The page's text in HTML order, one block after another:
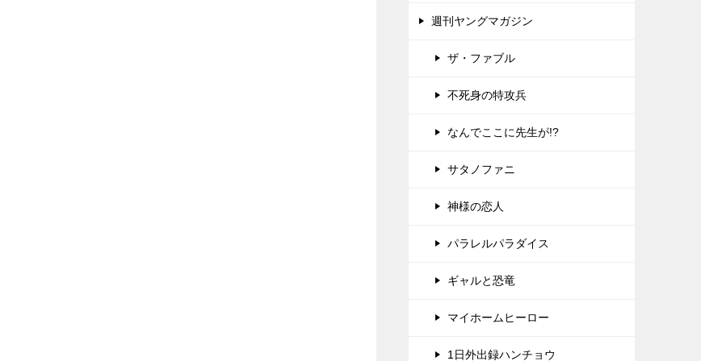
週刊ヤングマガジン
ザ・ファブル
不死身の特攻兵
なんでここに先生が!?
サタノファニ
神様の恋人
パラレルパラダイス
ギャルと恐竜
マイホームヒーロー
1日外出録ハンチョウ